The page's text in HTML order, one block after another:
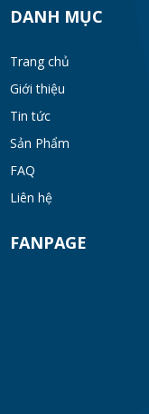
DANH MỤC
Trang chủ
Giới thiệu
Tin tức
Sản Phẩm
FAQ
Liên hệ
FANPAGE